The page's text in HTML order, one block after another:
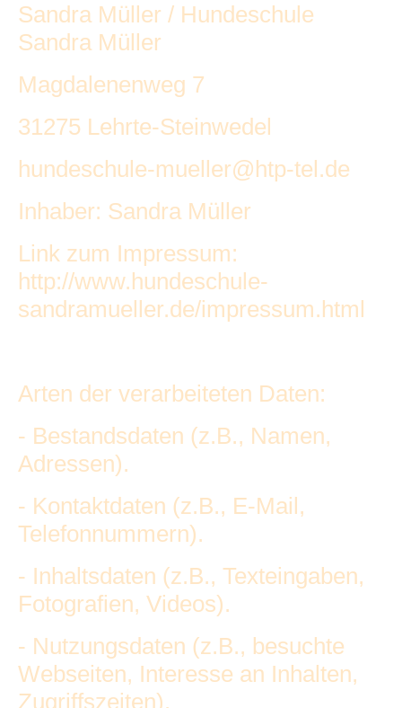
Sandra Müller / Hundeschule
Sandra Müller
Magdalenenweg 7
31275 Lehrte-Steinwedel
hundeschule-mueller@htp-tel.de
Inhaber: Sandra Müller
Link zum Impressum:
http://www.hundeschule-
sandramueller.de/impressum.html
Arten der verarbeiteten Daten:
- Bestandsdaten (z.B., Namen,
Adressen).
- Kontaktdaten (z.B., E-Mail,
Telefonnummern).
- Inhaltsdaten (z.B., Texteingaben,
Fotografien, Videos).
- Nutzungsdaten (z.B., besuchte
Webseiten, Interesse an Inhalten,
Zugriffszeiten).